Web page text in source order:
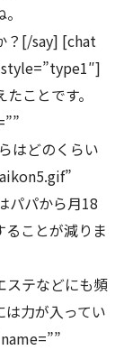
？[/say] [chat
ことです。
はどのくらい
パパから月18
ことが減りま
ステなどにも頻
力が入ってい